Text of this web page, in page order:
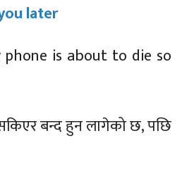
later
phone is about to die so
बन्द हुन लागेको छ, पछि